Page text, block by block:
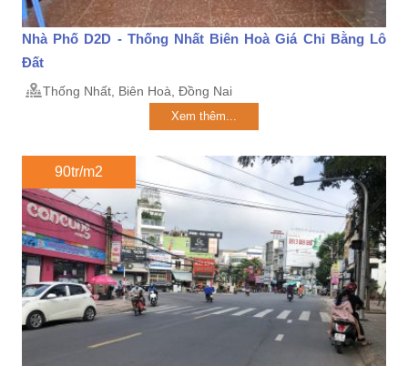
Nhà Phố D2D - Thống Nhất Biên Hoà Giá Chỉ Bằng Lô
Đất
Thống Nhất, Biên Hoà, Đồng Nai
Xem thêm...
90tr/m2